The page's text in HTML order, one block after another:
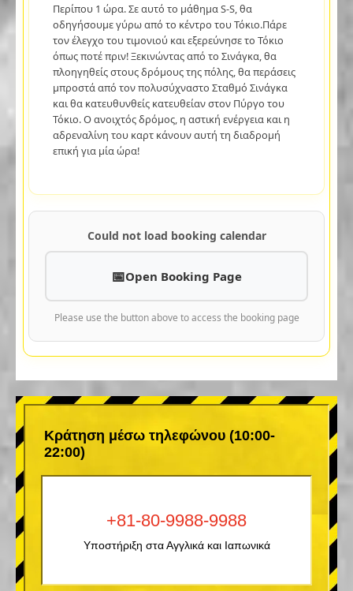
Περίπου 1 ώρα. Σε αυτό το μάθημα S-S, θα
οδηγήσουμε γύρω από το κέντρο του Τόκιο.Πάρε
τον έλεγχο του τιμονιού και εξερεύνησε το Τόκιο
όπως ποτέ πριν! Ξεκινώντας από το Σινάγκα, θα
πλοηγηθείς στους δρόμους της πόλης, θα περάσεις
μπροστά από τον πολυσύχναστο Σταθμό Σινάγκα
και θα κατευθυνθείς κατευθείαν στον Πύργο του
Τόκιο. Ο ανοιχτός δρόμος, η αστική ενέργεια και η
αδρεναλίνη του καρτ κάνουν αυτή τη διαδρομή
επική για μία ώρα!
Could not load booking calendar
Open Booking Page
Please use the button above to access the booking page
Κράτηση μέσω τηλεφώνου (10:00-
22:00)
+81-80-9988-9988
Υποστήριξη στα Αγγλικά και Ιαπωνικά